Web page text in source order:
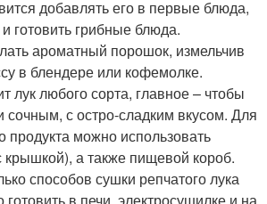
добавлять его в первые блюда,
готовить грибные блюда.
ароматный порошок, измельчив
в блендере или кофемолке.
лук любого сорта, главное – чтобы
с остро-сладким вкусом. Для
продукта можно использовать
крышкой), а также пищевой короб.
способов сушки репчатого лука
в печи, электросушилке и на